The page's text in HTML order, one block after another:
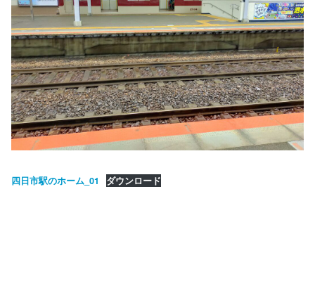
四日市駅のホーム_01 ダウンロード